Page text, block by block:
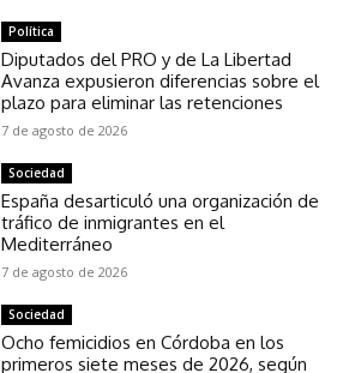
Política
Diputados del PRO y de La Libertad
Avanza expusieron diferencias sobre el
plazo para eliminar las retenciones
7 de agosto de 2026
Sociedad
España desarticuló una organización de
tráfico de inmigrantes en el
Mediterráneo
7 de agosto de 2026
Sociedad
Ocho femicidios en Córdoba en los
primeros siete meses de 2026, según